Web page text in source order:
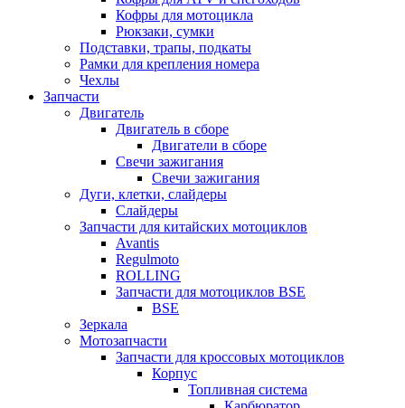
Кофры для мотоцикла
Рюкзаки, сумки
Подставки, трапы, подкаты
Рамки для крепления номера
Чехлы
Запчасти
Двигатель
Двигатель в сборе
Двигатели в сборе
Свечи зажигания
Свечи зажигания
Дуги, клетки, слайдеры
Слайдеры
Запчасти для китайских мотоциклов
Avantis
Regulmoto
ROLLING
Запчасти для мотоциклов BSE
BSE
Зеркала
Мотозапчасти
Запчасти для кроссовых мотоциклов
Корпус
Топливная система